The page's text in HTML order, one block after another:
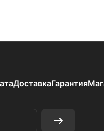
ДоставкаГарантия